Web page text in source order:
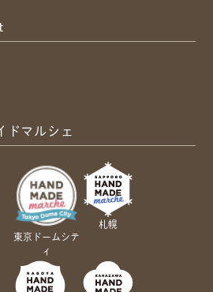
ドマルシェ
東京ドームシテ
ィ
札幌